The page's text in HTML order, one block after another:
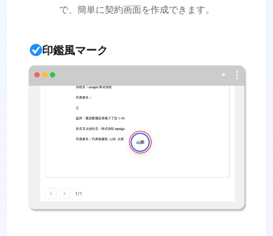
で、簡単に契約画面を作成できます。
印鑑風マーク